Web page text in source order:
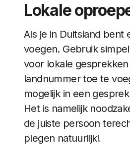
Lokale
Als je in Duitsland
voegen. Gebruik
voor lokale
landnummer toe te
mogelijk in een
Het is namelijk
de juiste persoon
plegen natuurlijk!